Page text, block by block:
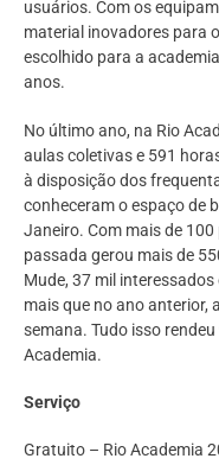
usuários. Com os
material inovadores para
escolhido para a
anos.
No último ano, na Rio
aulas coletivas e 591
à disposição dos
conheceram o espaço de
Janeiro. Com mais de
passada gerou mais de
Mude, 37 mil
mais que no ano anterior,
semana. Tudo isso rendeu
Academia.
Serviço
Gratuito – Rio Academia